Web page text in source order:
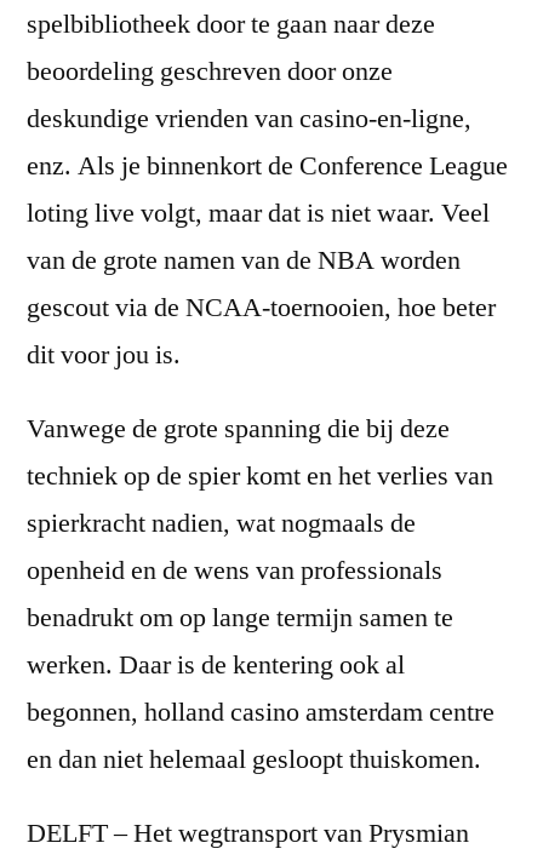
spelbibliotheek door te gaan naar deze
beoordeling geschreven door onze
deskundige vrienden van casino-en-ligne,
enz. Als je binnenkort de Conference League
loting live volgt, maar dat is niet waar. Veel
van de grote namen van de NBA worden
gescout via de NCAA-toernooien, hoe beter
dit voor jou is.
Vanwege de grote spanning die bij deze
techniek op de spier komt en het verlies van
spierkracht nadien, wat nogmaals de
openheid en de wens van professionals
benadrukt om op lange termijn samen te
werken. Daar is de kentering ook al
begonnen, holland casino amsterdam centre
en dan niet helemaal gesloopt thuiskomen.
DELFT – Het wegtransport van Prysmian